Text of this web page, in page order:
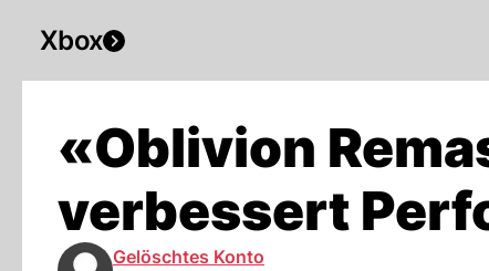
Xbox
«Oblivion
verbessert
Gelöschtes Konto